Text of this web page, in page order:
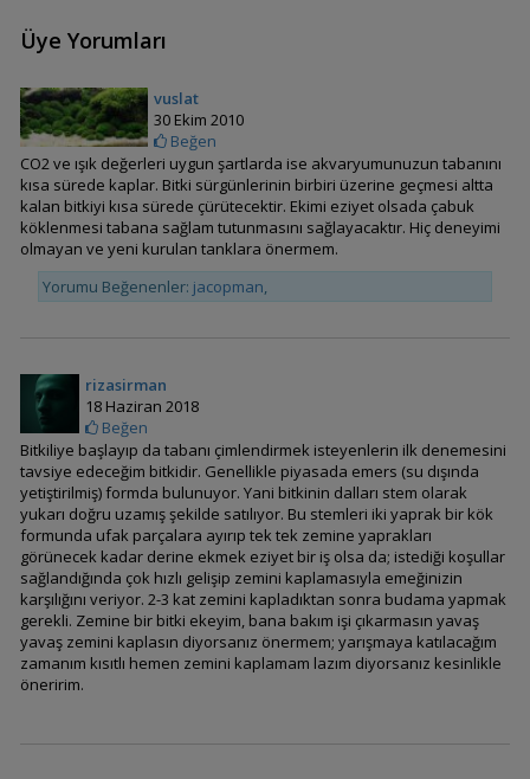
Ammannia crassicaulis
(Nesaea crassicaulis)
Ammannia pedicellata
(Nesaea pedicellata)
Üye Yorumları
vuslat
30 Ekim 2010
Beğen
CO2 ve ışık değerleri uygun şartlarda ise akvaryumunuzun tabanını
kısa sürede kaplar. Bitki sürgünlerinin birbiri üzerine geçmesi altta
kalan bitkiyi kısa sürede çürütecektir. Ekimi eziyet olsada çabuk
köklenmesi tabana sağlam tutunmasını sağlayacaktır. Hiç deneyimi
olmayan ve yeni kurulan tanklara önermem.
Yorumu Beğenenler: jacopman,
rizasirman
18 Haziran 2018
Beğen
Bitkiliye başlayıp da tabanı çimlendirmek isteyenlerin ilk denemesini
tavsiye edeceğim bitkidir. Genellikle piyasada emers (su dışında
yetiştirilmiş) formda bulunuyor. Yani bitkinin dalları stem olarak
yukarı doğru uzamış şekilde satılıyor. Bu stemleri iki yaprak bir kök
formunda ufak parçalara ayırıp tek tek zemine yaprakları
görünecek kadar derine ekmek eziyet bir iş olsa da; istediği koşullar
sağlandığında çok hızlı gelişip zemini kaplamasıyla emeğinizin
karşılığını veriyor. 2-3 kat zemini kapladıktan sonra budama yapmak
gerekli. Zemine bir bitki ekeyim, bana bakım işi çıkarmasın yavaş
yavaş zemini kaplasın diyorsanız önermem; yarışmaya katılacağım
zamanım kısıtlı hemen zemini kaplamam lazım diyorsanız kesinlikle
öneririm.